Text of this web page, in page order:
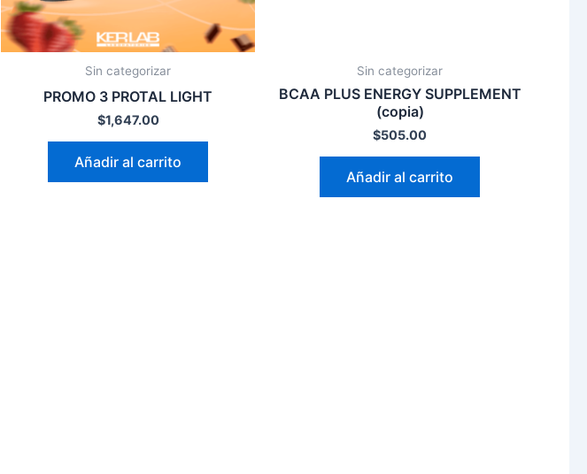
Sin categorizar
PROMO 3 PROTAL LIGHT
$1,647.00
Añadir al carrito
Sin categorizar
BCAA PLUS ENERGY SUPPLEMENT
(copia)
$505.00
Añadir al carrito